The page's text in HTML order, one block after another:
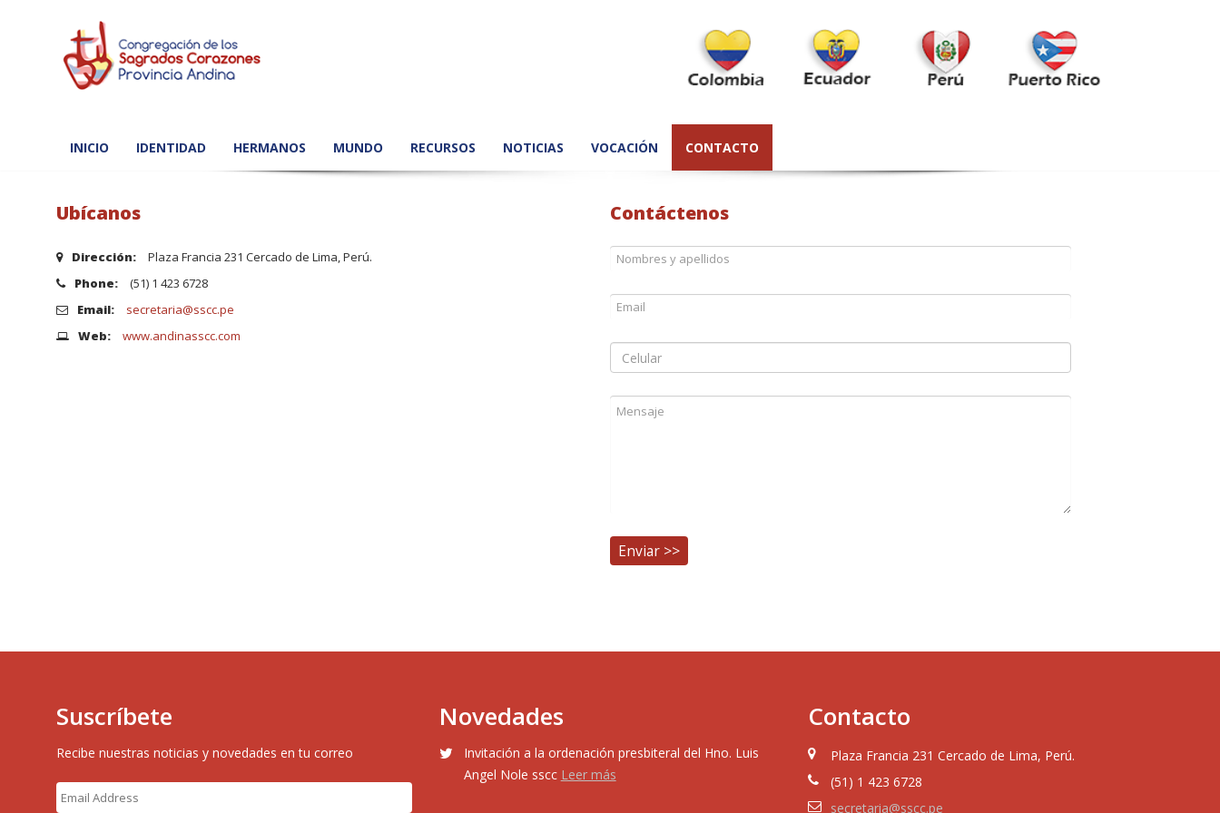
INICIO IDENTIDAD HERMANOS MUNDO RECURSOS NOTICIAS VOCACIÓN CONTACTO
Ubícanos
Dirección:
Plaza Francia 231 Cercado de Lima, Perú.
Phone:
(51) 1 423 6728
Email:
secretaria@sscc.pe
Web:
www.andinasscc.com
Contáctenos
Suscríbete
Recibe nuestras noticias y novedades en tu correo
Novedades
Invitación a la ordenación presbiteral del Hno. Luis
Angel Nole sscc Leer más
Contacto
Plaza Francia 231 Cercado de Lima, Perú.
(51) 1 423 6728
secretaria@sscc.pe